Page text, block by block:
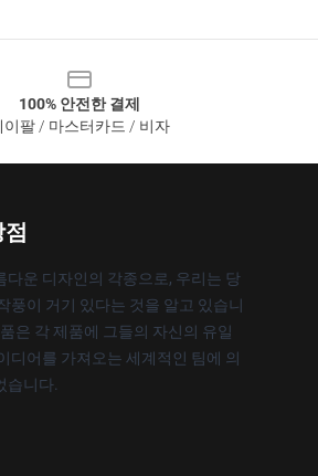
100% 안전한 결제
이팔 / 마스터카드 / 비자
다운 디자인의 각종으로, 우리는 당
풍이 거기 있다는 것을 알고 있습니
은 각 제품에 그들의 자신의 유일
디어를 가져오는 세계적인 팀에 의
습니다.